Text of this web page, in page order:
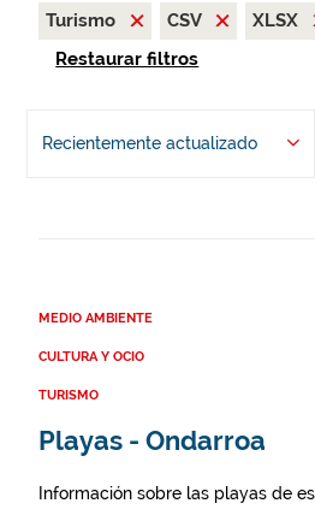
Turismo
CSV
XLSX
Restaurar filtros
Recientemente actualizado
MEDIO AMBIENTE
CULTURA Y OCIO
TURISMO
Playas - Ondarroa
Información sobre las playas de